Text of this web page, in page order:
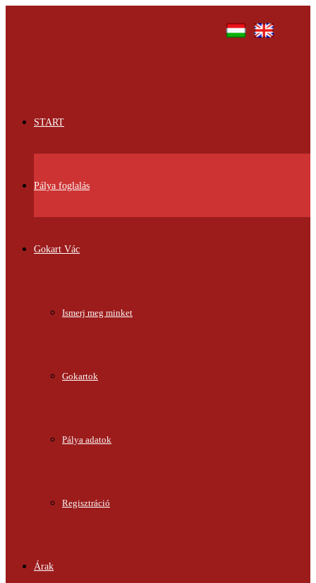
START
Pálya foglalás
Gokart Vác
Ismerj meg minket
Gokartok
Pálya adatok
Regisztráció
Árak